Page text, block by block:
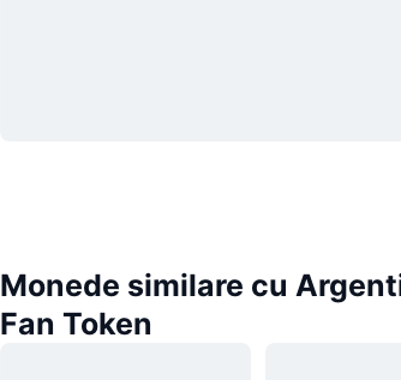
Monede similare cu
Fan Token